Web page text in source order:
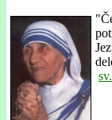
"